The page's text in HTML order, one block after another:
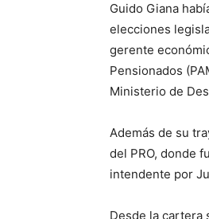
Guido Giana
elecciones
gerente
Pensionados
Ministerio de
Además de su
del PRO, donde
intendente por
Desde la cartera